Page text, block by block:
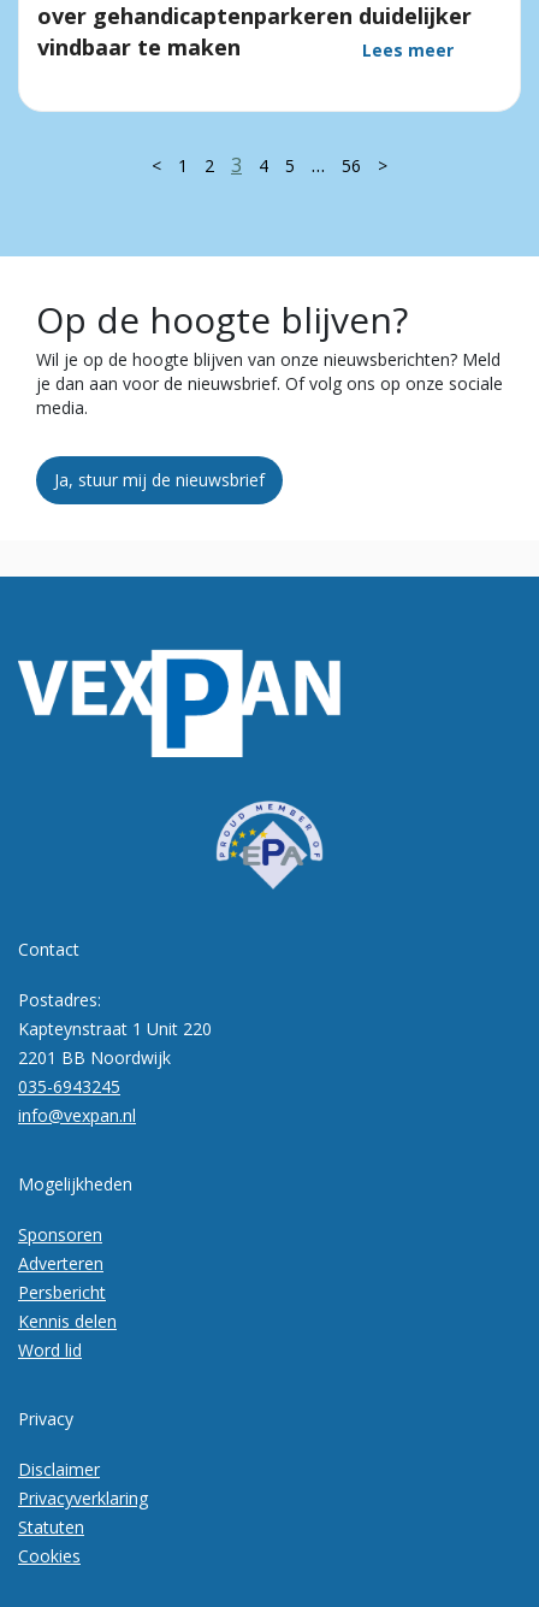
over gehandicaptenparkeren duidelijker
vindbaar te maken
Lees meer
< 1 2 3 4 5 … 56 >
Op de hoogte blijven?
Wil je op de hoogte blijven van onze nieuwsberichten? Meld
je dan aan voor de nieuwsbrief. Of volg ons op onze sociale
media.
Ja, stuur mij de nieuwsbrief
Contact
Postadres:
Kapteynstraat 1 Unit 220
2201 BB Noordwijk
035-6943245
info@vexpan.nl
Mogelijkheden
Sponsoren
Adverteren
Persbericht
Kennis delen
Word lid
Privacy
Disclaimer
Privacyverklaring
Statuten
Cookies